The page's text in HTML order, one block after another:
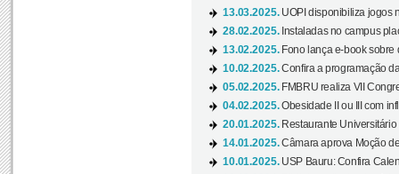
13.03.2025. UOPI disponibiliza jogos
28.02.2025. Instaladas no campus
13.02.2025. Fono lança e-book sobre
10.02.2025.Confira a programação
05.02.2025. FMBRU realiza VII
04.02.2025.Obesidade II ou III com
20.01.2025. Restaurante
14.01.2025.Câmara aprova Moção
10.01.2025. USP Bauru: Confira